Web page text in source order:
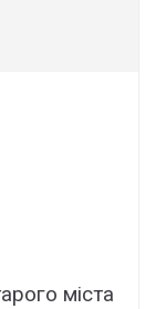
міста